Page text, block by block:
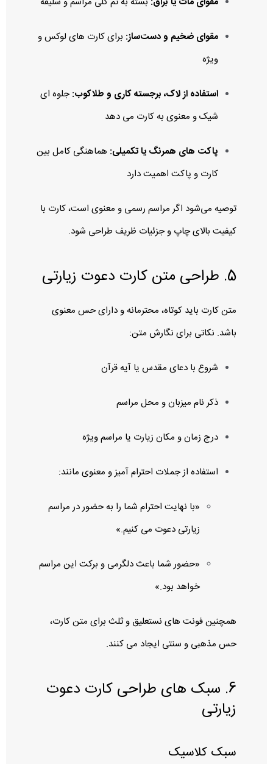
مقوای ضخیم و دست‌ساز: برای کارت‌ های لوکس و
ویژه
استفاده از لاک، برجسته‌ کاری و طلاکوب:جلوه‌ ای
شیک و معنوی به کارت می‌ دهد
پاکت‌ های همرنگ یا تکمیلی: هماهنگی کامل بین
کارت و پاکت اهمیت دارد
توصیه می‌شود اگر مراسم رسمی و معنوی است، کارت با
کیفیت بالای چاپ و جزئیات ظریف طراحی شود.
5. طراحی متن کارت دعوت زیارتی
متن کارت باید کوتاه، محترمانه و دارای حس معنوی
باشد. نکاتی برای نگارش متن:
شروع با دعای مقدس یا آیه قرآن
ذکر نام میزبان و محل مراسم
درج زمان و مکان زیارت یا مراسم ویژه
استفاده از جملات احترام‌ آمیز و معنوی مانند:
«با نهایت احترام شما را به حضور در مراسم
زیارتی دعوت می‌ کنیم.»
«حضور شما باعث دلگرمی و برکت این مراسم
خواهد بود.»
همچنین فونت‌ های نستعلیق و ثلث برای متن کارت،
حس مذهبی و سنتی ایجاد می‌ کنند.
6. سبک‌ های طراحی کارت دعوت
زیارتی
سبک کلاسیک